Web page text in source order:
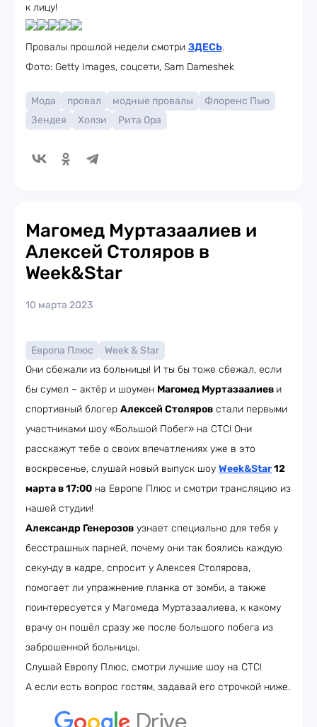
к лицу!
Провалы прошлой недели смотри ЗДЕСЬ.
Фото: Getty Images, соцсети, Sam Dameshek
Мода провал модные провалы
Флоренс Пью
Зендея
Холзи Рита Ора
Магомед Муртазаалиев и
Алексей Столяров в
Week&Star
10 марта 2023
Европа Плюс
Week & Star
Они сбежали из больницы! И ты бы тоже сбежал, если
бы сумел – актёр и шоумен Магомед Муртазаалиев и
спортивный блогер Алексей Столяров стали первыми
участниками шоу «Большой Побег» на СТС! Они
расскажут тебе о своих впечатлениях уже в это
воскресенье, слушай новый выпуск шоу Week&Star12
марта в 17:00 на Европе Плюс и смотри трансляцию из
нашей студии!
Александр Генерозов узнает специально для тебя у
бесстрашных парней, почему они так боялись каждую
секунду в кадре, спросит у Алексея Столярова,
помогает ли упражнение планка от зомби, а также
поинтересуется у Магомеда Муртазаалиева, к какому
врачу он пошёл сразу же после большого побега из
заброшенной больницы.
Слушай Европу Плюс, смотри лучшие шоу на СТС!
А если есть вопрос гостям, задавай его строчкой ниже.